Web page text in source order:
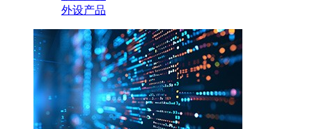
外设产品